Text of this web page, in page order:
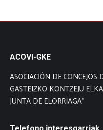
ACOVI-GKE
ASOCIACIÓN DE
GASTEIZKO KONTZEJU
JUNTA DE ELORRIAGA”